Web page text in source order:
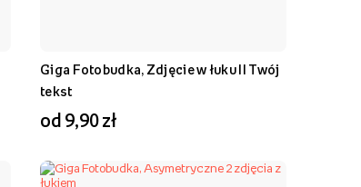
Giga Fotobudka, Zdjęcie w łuku II Twój
tekst
od 9,90 zł